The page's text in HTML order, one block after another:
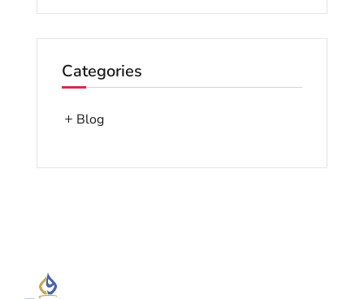
Categories
Blog